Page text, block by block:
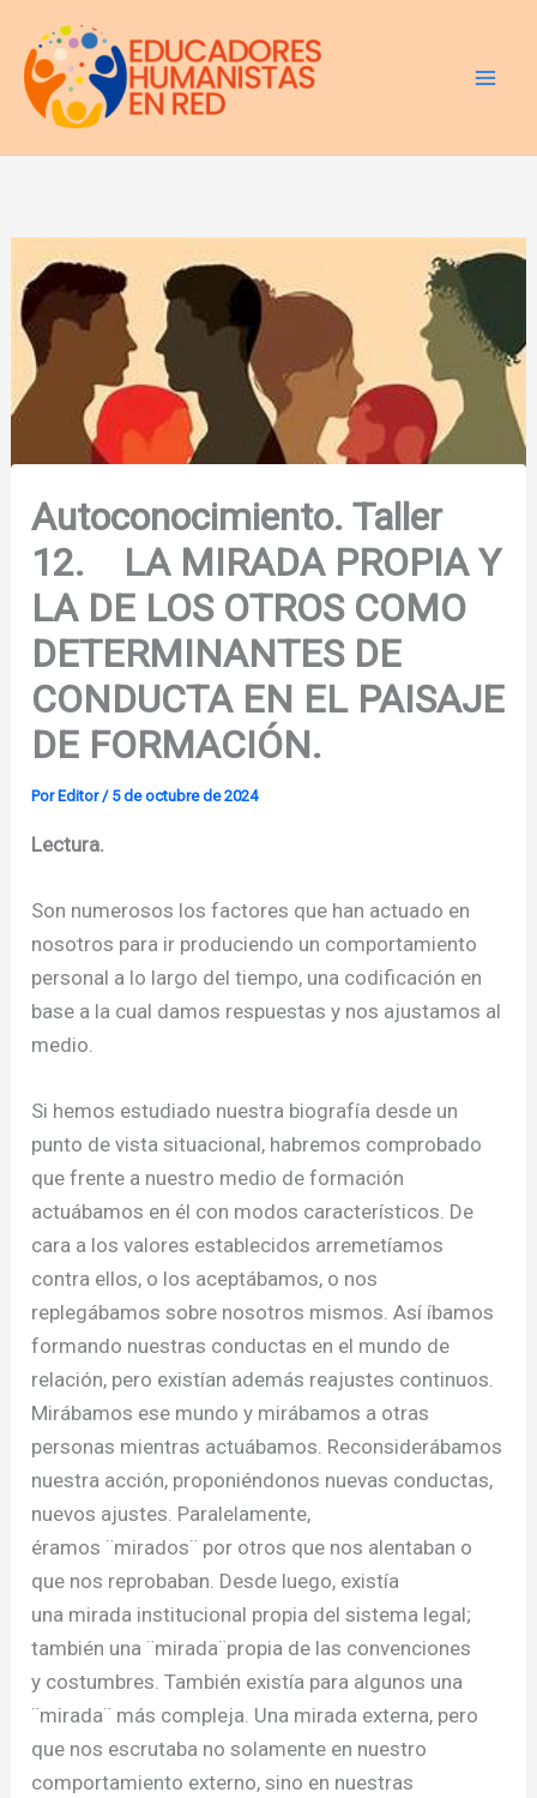
contenido
Autoconocimiento. Taller
12. LA MIRADA PROPIA Y
LA DE LOS OTROS COMO
DETERMINANTES DE
CONDUCTA EN EL PAISAJE
DE FORMACIÓN.
Por Editor/ 5 de octubre de 2024
Lectura.
Son numerosos los factores que han actuado en
nosotros para ir produciendo un comportamiento
personal a lo largo del tiempo, una codificación en
base a la cual damos respuestas y nos ajustamos al
medio.
Si hemos estudiado nuestra biografía desde un
punto de vista situacional, habremos comprobado
que frente a nuestro medio de formación
actuábamos en él con modos característicos. De
cara a los valores establecidos arremetíamos
contra ellos, o los aceptábamos, o nos
replegábamos sobre nosotros mismos. Así íbamos
formando nuestras conductas en el mundo de
relación, pero existían además reajustes continuos.
Mirábamos ese mundo y mirábamos a otras
personas mientras actuábamos. Reconsiderábamos
nuestra acción, proponiéndonos nuevas conductas,
nuevos ajustes. Paralelamente,
éramos ¨mirados¨ por otros que nos alentaban o
que nos reprobaban. Desde luego, existía
una mirada institucional propia del sistema legal;
también una ¨mirada¨propia de las convenciones
y costumbres. También existía para algunos una
¨mirada¨ más compleja. Una mirada externa, pero
que nos escrutaba no solamente en nuestro
comportamiento externo, sino en nuestras